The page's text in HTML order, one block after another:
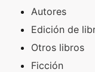
Autores
Edición de
Otros libros
Ficción